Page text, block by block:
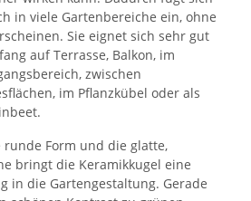
in viele Gartenbereiche ein, ohne
Sie eignet sich sehr gut
auf Terrasse, Balkon, im
zwischen
im Pflanzkübel oder als
Form und die glatte,
bringt die Keramikkugel eine
in die Gartengestaltung. Gerade